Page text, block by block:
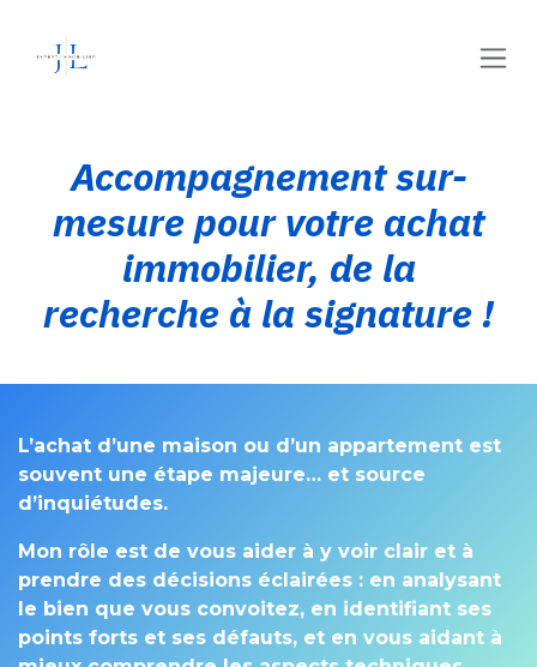
Accompagnement sur-
mesure pour votre achat
immobilier, de la
recherche à la signature !
L’achat d’une maison ou d’un appartement est
souvent une étape majeure… et source
d’inquiétudes.
Mon rôle est de vous aider à y voir clair et à
prendre des décisions éclairées : en analysant
le bien que vous convoitez, en identifiant ses
points forts et ses défauts, et en vous aidant à